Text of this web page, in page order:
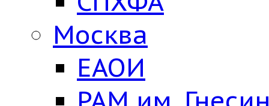
Москва
ЕАОИ